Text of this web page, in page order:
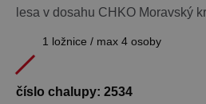
lesa v dosahu CHKO Moravský
1 ložnice / max 4 osoby
číslo chalupy: 2534